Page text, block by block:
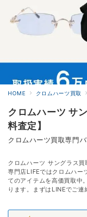
HOME クロムハーツ買取
クロムハーツ サ
料査定】
クロムハーツ買取専門
クロムハーツ サングラス
専門店LIFEではクロムハー
てのアイテムを高価買取中
ります。まずはLINEでご連